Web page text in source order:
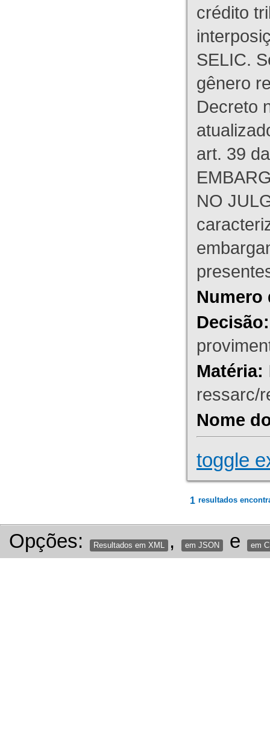
crédito
SELIC.
gênero
Decreto
art. 39
NO
Numero
Decisão:
Matéria:
ressarc/
Nome
toggle
1 resultados
Opções: Resultados em XML , em JSON e em